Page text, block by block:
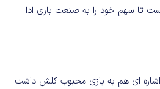
تا سهم خود را به صنعت بازی ادا
ای هم به بازی محبوب کلش داشت